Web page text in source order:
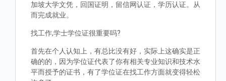
加坡大学文凭，回国证明，留信网认证，学历认证。从
而完成就业。
找工作,学士学位证很重要吗?
首先在个人认知上，有总比没有好，实际上这确实是正
确的的，因为学位证代表了你有相关专业知识和技术水
平而授予的证书，有了学位证在找工作方面就变得轻松